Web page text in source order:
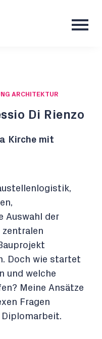
ARCHITEKTUR
Di Rienzo
Kirche mit
Auswahl der
zentralen
Doch wie startet
und welche
Meine Ansätze
Fragen